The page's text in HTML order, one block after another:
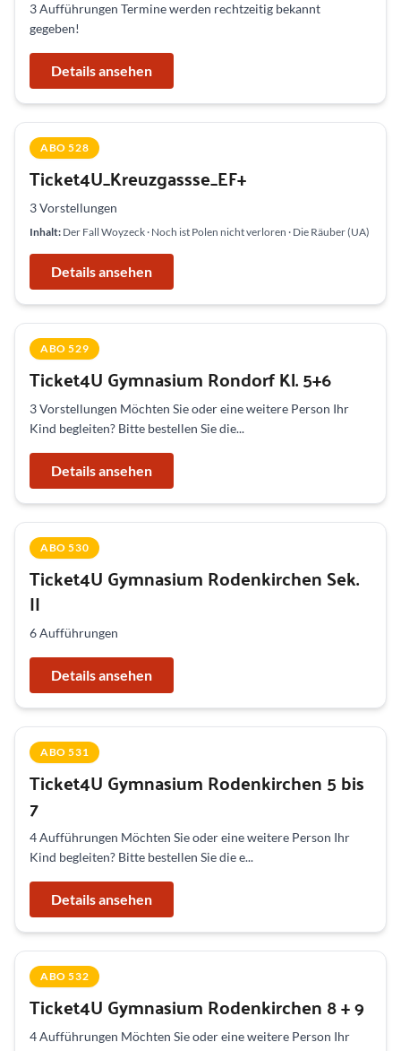
3 Aufführungen Termine werden rechtzeitig bekannt
gegeben!
Details ansehen
ABO 528
Ticket4U_Kreuzgassse_EF+
3 Vorstellungen
Inhalt: Der Fall Woyzeck · Noch ist Polen nicht verloren · Die Räuber (UA)
Details ansehen
ABO 529
Ticket4U Gymnasium Rondorf Kl. 5+6
3 Vorstellungen Möchten Sie oder eine weitere Person Ihr
Kind begleiten? Bitte bestellen Sie die...
Details ansehen
ABO 530
Ticket4U Gymnasium Rodenkirchen Sek.
II
6 Aufführungen
Details ansehen
ABO 531
Ticket4U Gymnasium Rodenkirchen 5 bis
7
4 Aufführungen Möchten Sie oder eine weitere Person Ihr
Kind begleiten? Bitte bestellen Sie die e...
Details ansehen
ABO 532
Ticket4U Gymnasium Rodenkirchen 8 + 9
4 Aufführungen Möchten Sie oder eine weitere Person Ihr